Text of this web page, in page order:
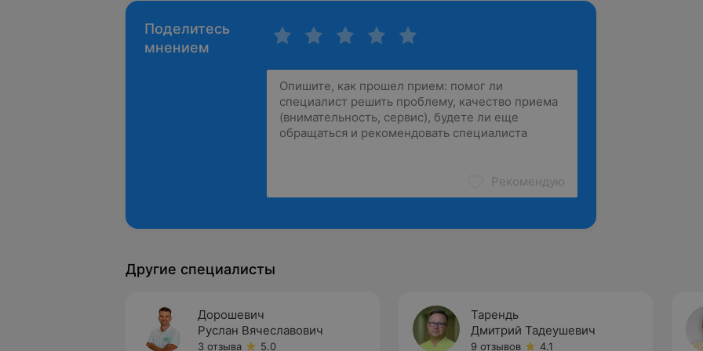
Поделитесь
мнением
Рекомендую
Другие специалисты
Дорошевич
Руслан Вячеславович
3 отзыва 5.0
Тарендь
Дмитрий Тадеушевич
9 отзывов 4.1